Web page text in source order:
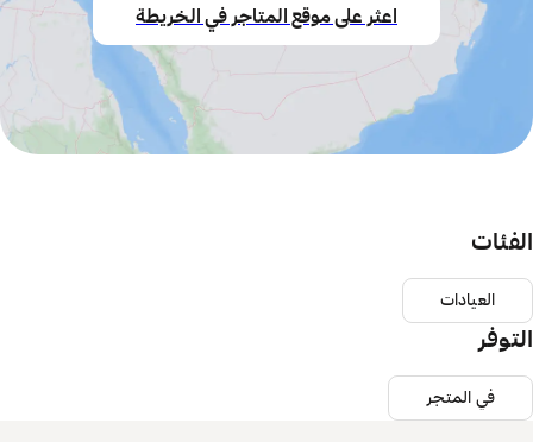
اعثر على موقع المتاجر في الخريطة
الفئات
العيادات
التوفر
في المتجر